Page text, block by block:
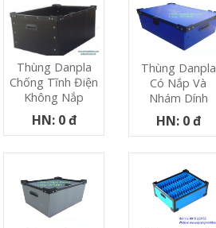
Thùng Danpla
Chống Tĩnh Điện
Không Nắp
HN: 0 đ
Thùng Danpla
Có Nắp Và
Nhám Dính
HN: 0 đ